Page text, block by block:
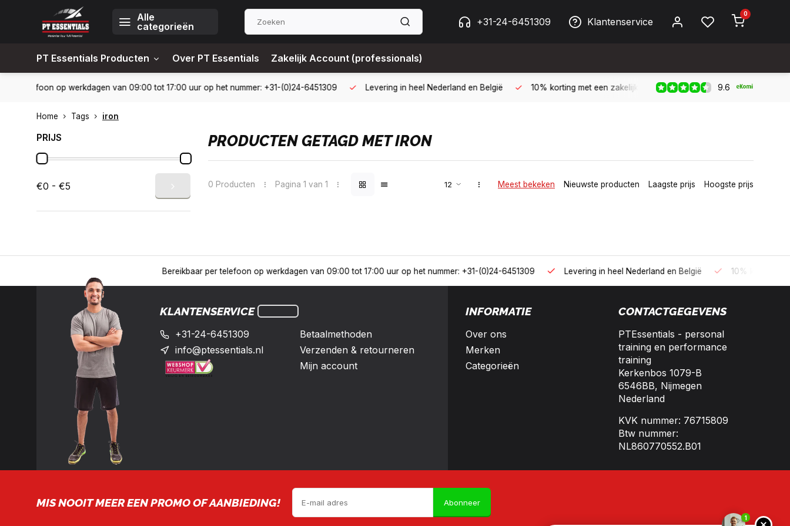
Alle
categorieën
+31-24-6451309 Klantenservice
0
PT Essentials Producten Over PT Essentials Zakelijk Account (professionals)
Levering in heel Nederland en België 10% korting met een zakelijk account B2B kopen op 30 dagen factuur met Biller! Bereikbaar per telefoon op werkdagen van 09:00 tot
9.6
Home Tags iron
PRIJS
€0 - €5
PRODUCTEN GETAGD MET IRON
0 Producten Pagina 1 van 1 Meest bekeken Nieuwste producten Laagste prijs Hoogste prijs
uur op het nummer: +31-(0)24-6451309 Levering in heel Nederland en België 10% korting met een zakelijk account B2B kopen op 30 dagen factuur met Biller! Bereikbaar per
KLANTENSERVICE
+31-24-6451309
info@ptessentials.nl
Betaalmethoden
Verzenden & retourneren
Mijn account
INFORMATIE
Over ons
Merken
Categorieën
CONTACTGEGEVENS
PTEssentials - personal
training en performance
training
Kerkenbos 1079-B
6546BB, Nijmegen
Nederland
KVK nummer: 76715809
Btw nummer:
NL860770552.B01
MIS NOOIT MEER EEN PROMO OF AANBIEDING! Abonneer
1